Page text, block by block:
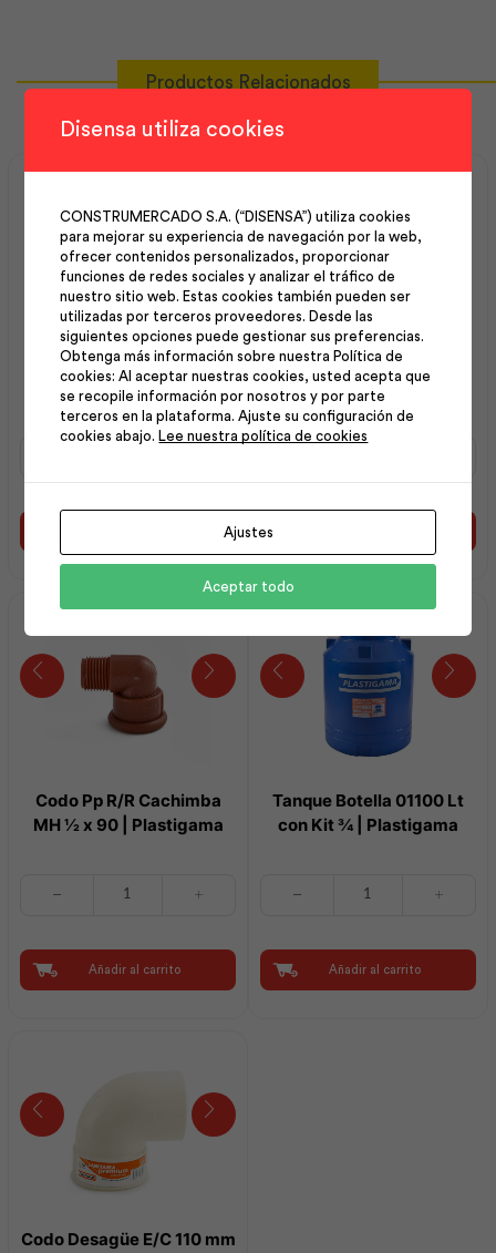
Productos Relacionados
Kalipega 0500 Cc |
Plastigama
Kalipega
Cc
cantidad
Kalipega 0250 Cc |
Plastigama
Kalipega
Cc
|
Plastigama
Codo Pp R/R Cachimba
MH ½ x 90 | Plastigama
Cachimba
MH
½
cantidad
Añadir al carrito
Tanque Botella 01100 Lt
con Kit ¾ | Plastigama
Lt
con
Kit
Añadir al carrito
Codo Desagüe E/C 110 mm
Disensa utiliza cookies
CONSTRUMERCADO S.A. (“DISENSA”) utiliza cookies
para mejorar su experiencia de navegación por la web,
ofrecer contenidos personalizados, proporcionar
funciones de redes sociales y analizar el tráfico de
nuestro sitio web. Estas cookies también pueden ser
utilizadas por terceros proveedores. Desde las
siguientes opciones puede gestionar sus preferencias.
Obtenga más información sobre nuestra Política de
cookies: Al aceptar nuestras cookies, usted acepta que
se recopile información por nosotros y por parte
terceros en la plataforma. Ajuste su configuración de
cookies abajo.
Lee nuestra política de cookies
Ajustes
Aceptar todo